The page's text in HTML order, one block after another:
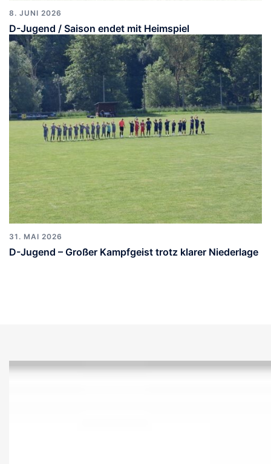
8. JUNI 2026
D-Jugend / Saison endet mit Heimspiel
31. MAI 2026
D-Jugend – Großer Kampfgeist trotz klarer Niederlage